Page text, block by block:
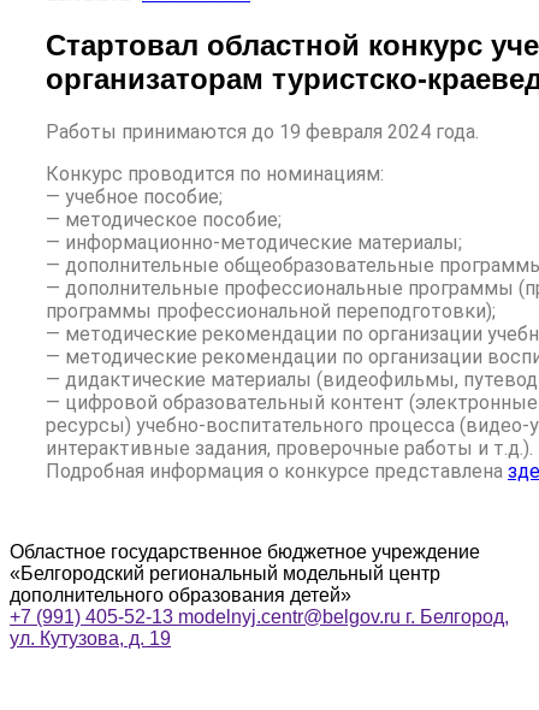
Стартовал областной конкурс
организаторам туристско-
Работы принимаются до 19 февраля 2024 года.
Конкурс проводится по номинациям:
— учебное пособие;
— методическое пособие;
— информационно-методические материалы;
— дополнительные общеобразовательные
— дополнительные профессиональные программы
программы профессиональной переподготовки);
— методические рекомендации по организации
— методические рекомендации по организации
— дидактические материалы (видеофильмы,
— цифровой образовательный контент
ресурсы) учебно-воспитательного процесса (видео-
интерактивные задания, проверочные работы и т.д.).
Подробная информация о конкурсе представлена
Областное государственное бюджетное учреждение
«Белгородский региональный модельный центр
дополнительного образования детей»
+7 (991) 405-52-13 modelnyj.centr@belgov.ru г. Белгород,
ул. Кутузова, д. 19